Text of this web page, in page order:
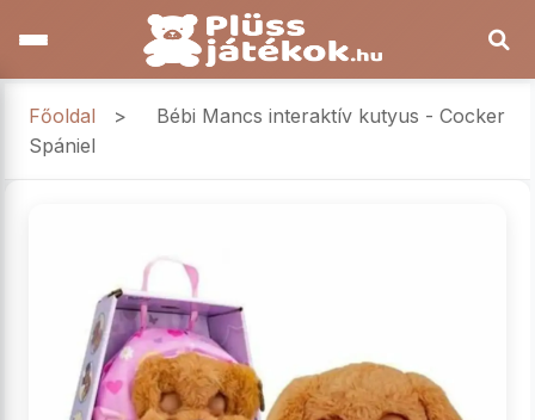
Főoldal >
Bébi Mancs interaktív kutyus - Cocker
Spániel